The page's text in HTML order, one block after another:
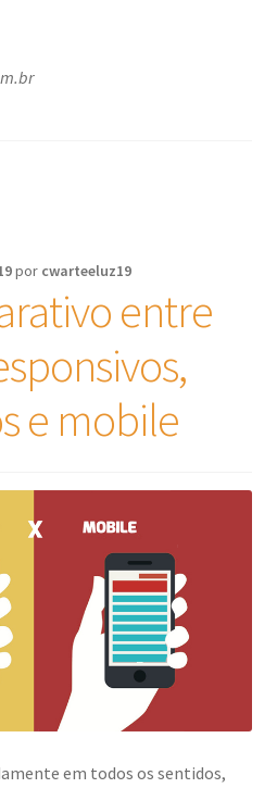
por cwarteeluz19
entre
e mobile
em todos os sentidos,